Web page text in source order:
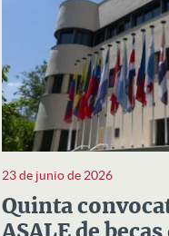
23 de junio de 2026
Quinta